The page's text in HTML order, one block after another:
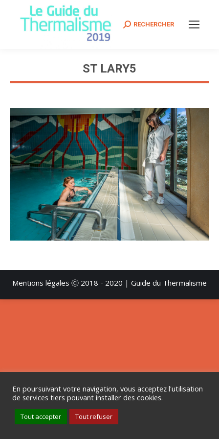
Search:
RECHERCHER
ST LARY5
Vous êtes ici :
Mentions légales Ⓒ 2018 - 2020 | Guide du Thermalisme
En poursuivant votre navigation, vous acceptez l'utilisation
de services tiers pouvant installer des cookies.
Tout accepter Tout refuser